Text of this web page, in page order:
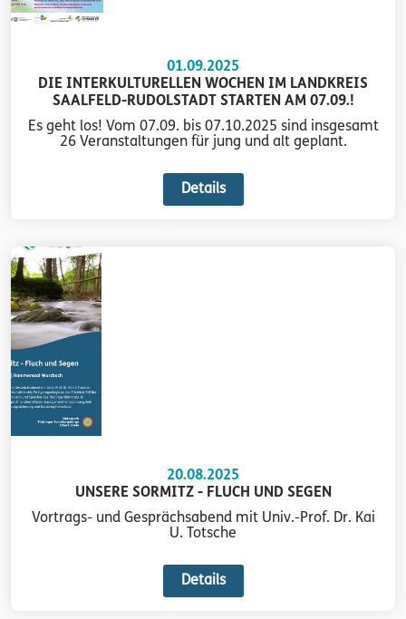
01.09.2025
DIE INTERKULTURELLEN WOCHEN IM LANDKREIS
SAALFELD-RUDOLSTADT STARTEN AM 07.09.!
Es geht los! Vom 07.09. bis 07.10.2025 sind insgesamt
26 Veranstaltungen für jung und alt geplant.
Details
20.08.2025
UNSERE SORMITZ - FLUCH UND SEGEN
Vortrags- und Gesprächsabend mit Univ.-Prof. Dr. Kai
U. Totsche
Details